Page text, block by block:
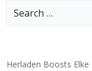
Search
Herladen Boosts Elke